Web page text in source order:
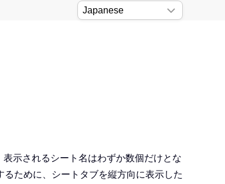
示されるシート名はわずか数個だけとな
ために、シートタブを縦方向に表示した